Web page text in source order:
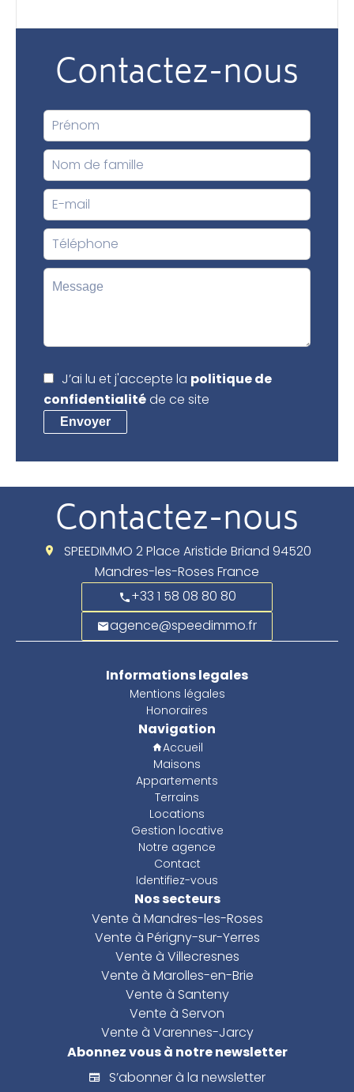
Contactez-nous
J’ai lu et j'accepte la politique de
confidentialitéde ce site
Envoyer
Contactez-nous
SPEEDIMMO 2 Place Aristide Briand 94520
Mandres-les-Roses France
+33 1 58 08 80 80
agence@speedimmo.fr
Informations legales
Mentions légales
Honoraires
Navigation
Accueil
Maisons
Appartements
Terrains
Locations
Gestion locative
Notre agence
Contact
Identifiez-vous
Nos secteurs
Vente à Mandres-les-Roses
Vente à Périgny-sur-Yerres
Vente à Villecresnes
Vente à Marolles-en-Brie
Vente à Santeny
Vente à Servon
Vente à Varennes-Jarcy
Abonnez vous à notre newsletter
S’abonner à la newsletter